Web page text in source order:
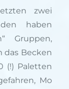
zwei
haben
Gruppen,
das Becken
(!) Paletten
Mo